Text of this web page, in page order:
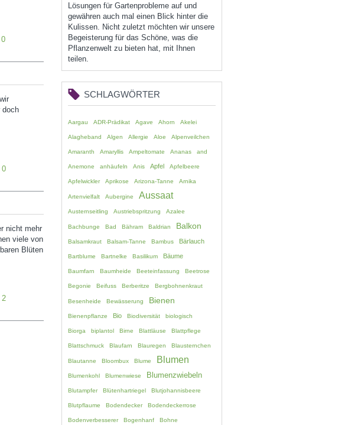
0
doch
0
nicht mehr
viele von
Blüten
2
Lösungen für Gartenprobleme auf und
gewähren auch mal einen Blick hinter die
Kulissen. Nicht zuletzt möchten wir unsere
Begeisterung für das Schöne, was die
Pflanzenwelt zu bieten hat, mit Ihnen
teilen.
SCHLAGWÖRTER
Aargau ADR-Prädikat Agave Ahorn Akelei
Alagheband Algen Allergie Aloe Alpenveilchen
Amaranth Amaryllis Ampeltomate Ananas and
Anemone anhäufeln Anis Apfel Apfelbeere
Apfelwickler Aprikose Arizona-Tanne Arnika
Artenvielfalt Aubergine Aussaat
Austernseitling Austriebspritzung Azalee
Bachbunge Bad Bähram Baldrian Balkon
Balsamkraut Balsam-Tanne Bambus Bärlauch
Bartblume Bartnelke Basilikum Bäume
Baumfarn Baumheide Beeteinfassung Beetrose
Begonie Beifuss Berberitze Bergbohnenkraut
Besenheide Bewässerung Bienen
Bienenpflanze Bio Biodiversität biologisch
Biorga biplantol Birne Blattläuse Blattpflege
Blattschmuck Blaufarn Blauregen Blausternchen
Blautanne Bloombux Blume Blumen
Blumenkohl Blumenwiese Blumenzwiebeln
Blutampfer Blütenhartriegel Blutjohannisbeere
Blutpflaume Bodendecker Bodendeckerrose
Bodenverbesserer Bogenhanf Bohne